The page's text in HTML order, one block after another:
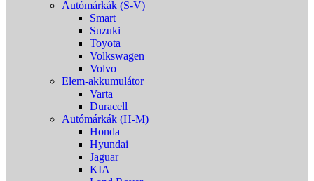
Autómárkák (S-V)
Smart
Suzuki
Toyota
Volkswagen
Volvo
Elem-akkumulátor
Varta
Duracell
Autómárkák (H-M)
Honda
Hyundai
Jaguar
KIA